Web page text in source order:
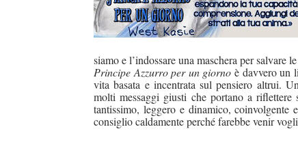
siamo e l’indossare una maschera per salvare
Principe Azzurro per un giorno è davvero un
vita basata e incentrata sul pensiero altrui.
molti messaggi giusti che portano a
tantissimo, leggero e dinamico,
consiglio caldamente perché farebbe venir